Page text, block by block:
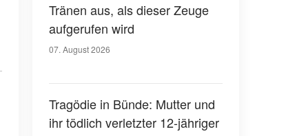
Tränen aus, als dieser Zeuge
aufgerufen wird
07. August 2026
Tragödie in Bünde: Mutter und
ihr tödlich verletzter 12-jähriger